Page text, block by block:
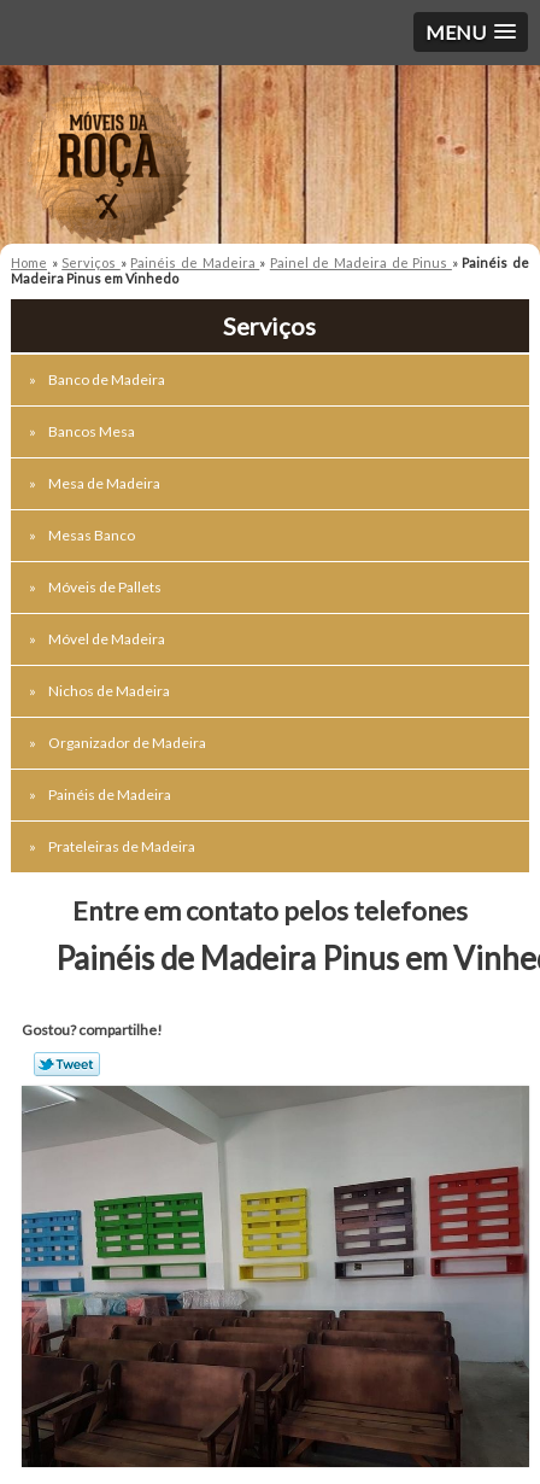
MENU
Home » Serviços » Painéis de Madeira » Painel de Madeira de Pinus » Painéis de
Madeira Pinus em Vinhedo
Serviços
Banco de Madeira
Bancos Mesa
Mesa de Madeira
Mesas Banco
Móveis de Pallets
Móvel de Madeira
Nichos de Madeira
Organizador de Madeira
Painéis de Madeira
Prateleiras de Madeira
Entre em contato pelos telefones
Painéis de Madeira Pinus em
Gostou? compartilhe!